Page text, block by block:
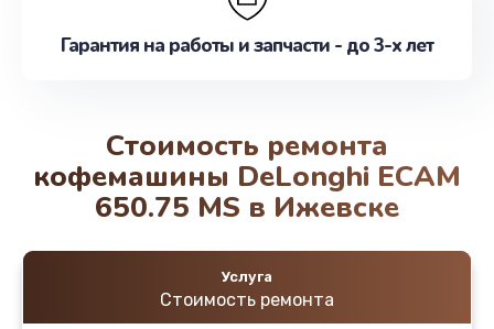
Гарантия на работы и запчасти - до 3-х лет
Стоимость ремонта
кофемашины DeLonghi ECAM
650.75 MS в Ижевске
Услуга
Стоимость ремонта